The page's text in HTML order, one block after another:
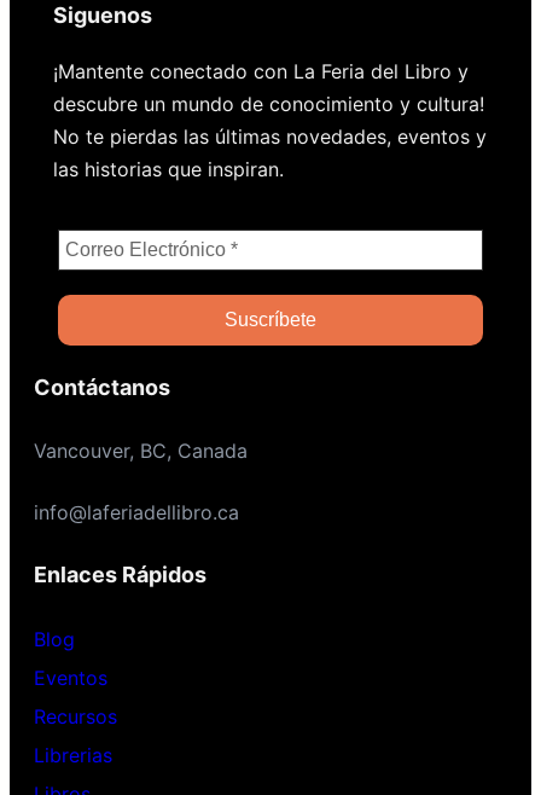
Siguenos
¡Mantente conectado con La Feria del Libro y
descubre un mundo de conocimiento y cultura!
No te pierdas las últimas novedades, eventos y
las historias que inspiran.
Contáctanos
Vancouver, BC, Canada
info@laferiadellibro.ca
Enlaces Rápidos
Blog
Eventos
Recursos
Librerias